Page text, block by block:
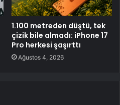
1.100 metreden düştü, tek
çizik bile almadı: iPhone 17
Pro herkesi şaşırttı
Ağustos 4, 2026